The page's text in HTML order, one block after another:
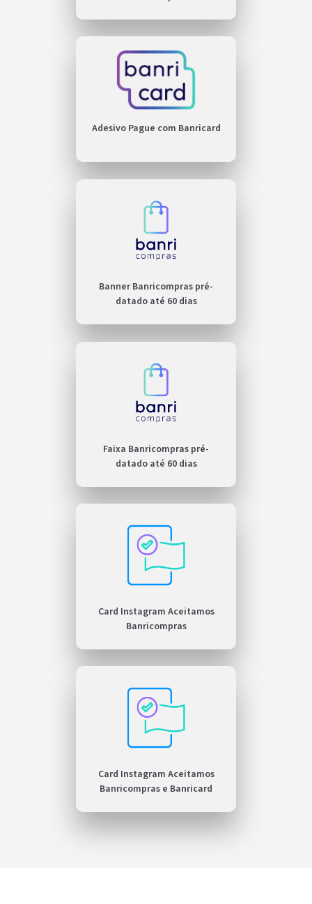
Adesivo Pague com Banricard
Banner Banricompras pré-
datado até 60 dias
Faixa Banricompras pré-
datado até 60 dias
Card Instagram Aceitamos
Banricompras
Card Instagram Aceitamos
Banricompras e Banricard